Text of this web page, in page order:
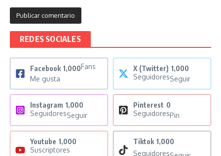
REDES SOCIALES
Facebook 1,000Fans
Me gusta
X (Twitter) 1,000
SeguidoresSeguir
Instagram 1,000
SeguidoresSeguir
Pinterest 0
SeguidoresPin
Youtube 1,000
Suscriptores
Tiktok 1,000
Seguidores